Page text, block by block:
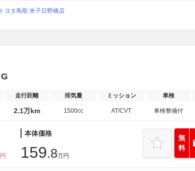
ヨタ鳥取 米子日野橋店
走行距離 排気量 ミッション 車検
2.1万km 1500cc AT/CVT 車検整備付
本体価格
159.8万円
無
料